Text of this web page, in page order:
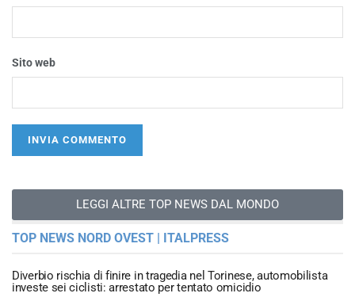
Sito web
LEGGI ALTRE TOP NEWS DAL MONDO
TOP NEWS NORD OVEST | ITALPRESS
Diverbio rischia di finire in tragedia nel Torinese, automobilista
investe sei ciclisti: arrestato per tentato omicidio